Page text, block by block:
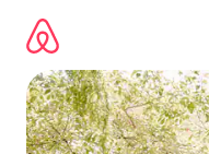
para
conteúdo